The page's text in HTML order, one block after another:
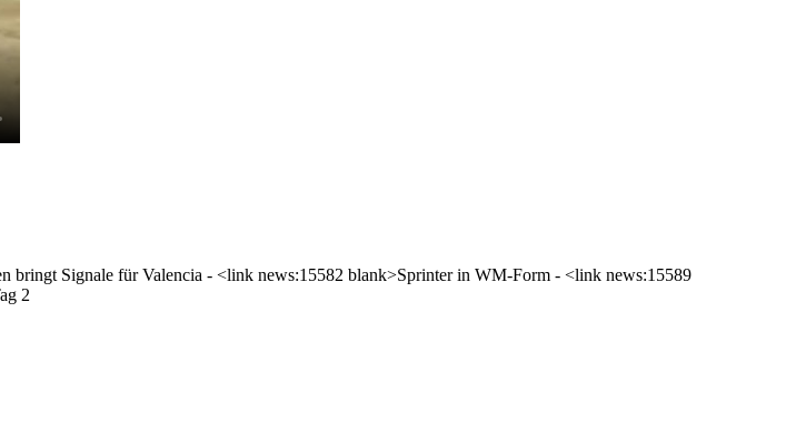
Signale für Valencia - <link news:15582 blank>Sprinter in WM-Form - <link news:15589
2